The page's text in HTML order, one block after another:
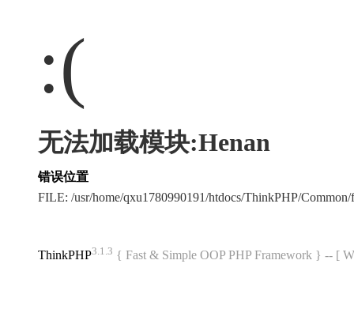
:(
无法加载模块:Henan
错误位置
FILE: /usr/home/qxu1780990191/htdocs/ThinkPHP/
ThinkPHP3.1.3 { Fast & Simple OOP PHP Framework } -- [